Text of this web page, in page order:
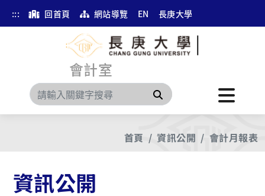
::: 回首頁 網站導覽 EN 長庚大學
會計室
搜尋
首頁 資訊公開 會計月報表
資訊公開